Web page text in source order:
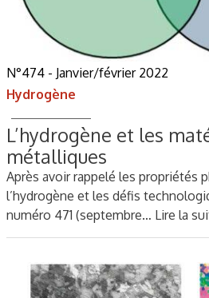
N°474 - Janvier/février 2022
Hydrogène
L’hydrogène et les
métalliques
Après avoir rappelé les propriétés
l’hydrogène et les défis
numéro 471 (septembre… Lire la